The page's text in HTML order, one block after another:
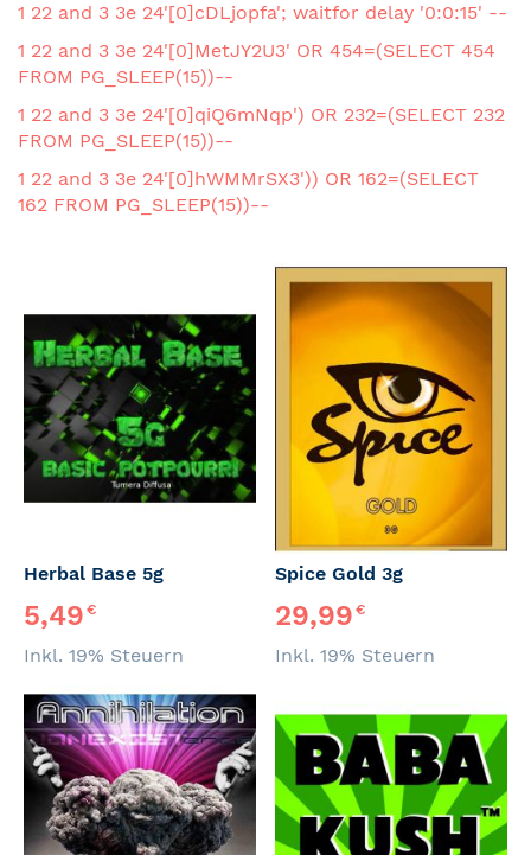
1 22 and 3 3e 24'[0]cDLjopfa'; waitfor delay '0:0:15' --
1 22 and 3 3e 24'[0]MetJY2U3' OR 454=(SELECT 454
FROM PG_SLEEP(15))--
1 22 and 3 3e 24'[0]qiQ6mNqp') OR 232=(SELECT 232
FROM PG_SLEEP(15))--
1 22 and 3 3e 24'[0]hWMMrSX3')) OR 162=(SELECT
162 FROM PG_SLEEP(15))--
Herbal Base 5g
5,49€
Inkl. 19% Steuern
Spice Gold 3g
29,99€
Inkl. 19% Steuern